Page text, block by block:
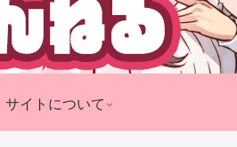
サイトについて